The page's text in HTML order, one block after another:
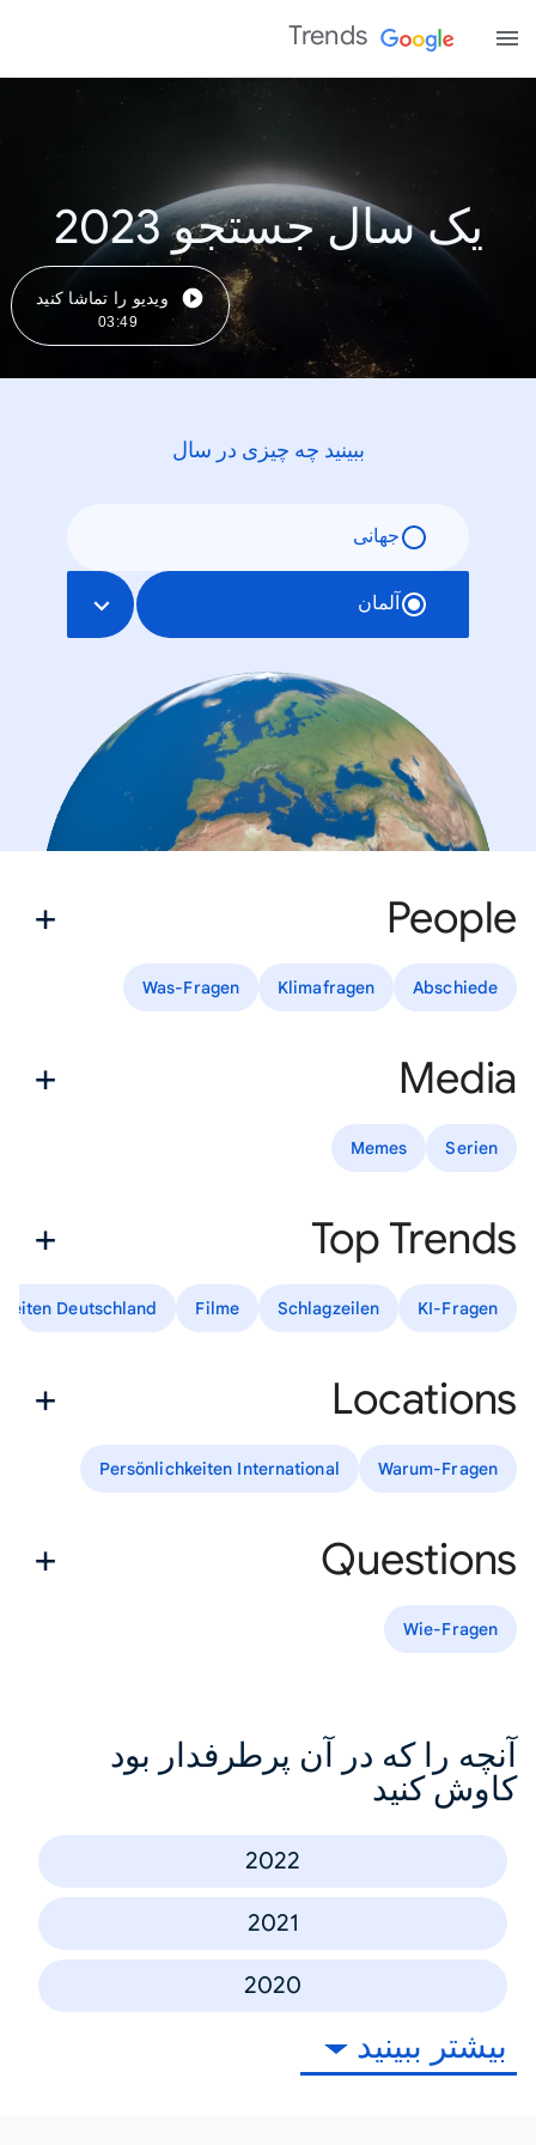
Trends
یک سال جستجو 2023
ویدیو را تماشا کنید
03:49
ببینید چه چیزی در سال
جهانی
آلمان
People
Abschiede
Klimafragen
Was-Fragen
Media
Serien
Memes
Top Trends
KI-Fragen
Schlagzeilen
Filme
Deutschland
Locations
Warum-Fragen
Persönlichkeiten International
Questions
Wie-Fragen
آنچه را که در آن پرطرفدار بود
کاوش کنید
2022
2021
2020
بیشتر ببینید